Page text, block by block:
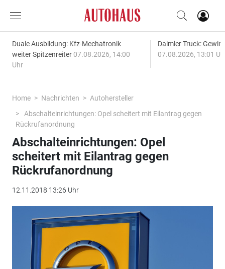
Duale Ausbildung: Kfz-Mechatronik
weiter Spitzenreiter 07.08.2026, 14:00
Uhr
Daimler Truck:
07.08.2026, 13:01
Home Nachrichten
Autohersteller
Abschalteinrichtungen: Opel scheitert mit Eilantrag gegen
Rückrufanordnung
Abschalteinrichtungen: Opel
scheitert mit Eilantrag gegen
Rückrufanordnung
12.11.2018 13:26 Uhr